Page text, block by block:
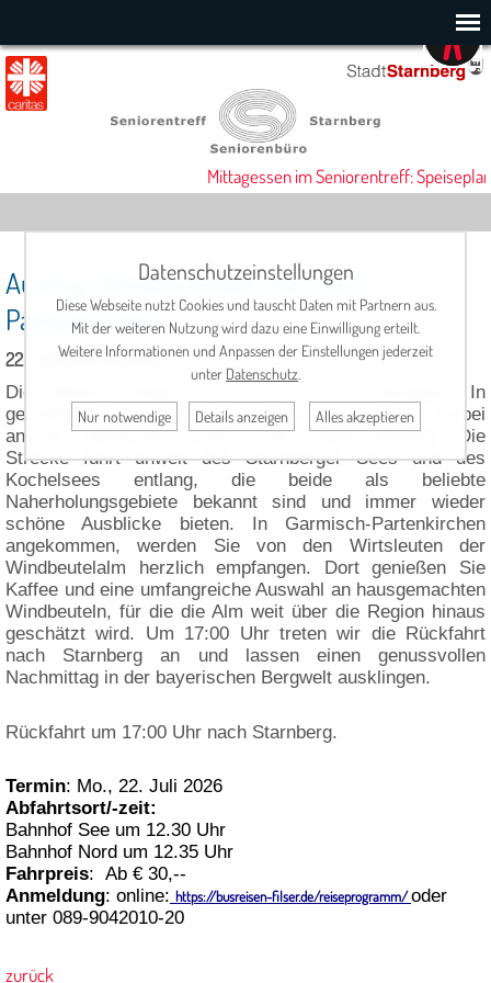
Mittagessen im Seniorentreff: Speiseplan
Ausflug: Windbeutelalm Garmisch-
Partenkirchen
22. Juli 2026, 12:30 Uhr
Die Abfahrt erfolgt um 12:30 Uhr ab Starnberg. In
gemütlicher Fahrt geht es über die Autobahn A95, vorbei
an der idyllischen Kulisse des Alpenvorlandes. Die
Strecke führt unweit des Starnberger Sees und des
Kochelsees entlang, die beide als beliebte
Naherholungsgebiete bekannt sind und immer wieder
schöne Ausblicke bieten. In Garmisch-Partenkirchen
angekommen, werden Sie von den Wirtsleuten der
Windbeutelalm herzlich empfangen. Dort genießen Sie
Kaffee und eine umfangreiche Auswahl an hausgemachten
Windbeuteln, für die die Alm weit über die Region hinaus
geschätzt wird. Um 17:00 Uhr treten wir die Rückfahrt
nach Starnberg an und lassen einen genussvollen
Nachmittag in der bayerischen Bergwelt ausklingen.
Rückfahrt um 17:00 Uhr nach Starnberg.
Termin: Mo., 22. Juli 2026
Abfahrtsort/-zeit:
Bahnhof See um 12.30 Uhr
Bahnhof Nord um 12.35 Uhr
Fahrpreis: Ab € 30,--
Anmeldung: online: https://busreisen-filser.de/reiseprogramm/oder
unter 089-9042010-20
zurück
Datenschutzeinstellungen
Diese Webseite nutzt Cookies und tauscht Daten mit Partnern aus.
Mit der weiteren Nutzung wird dazu eine Einwilligung erteilt.
Weitere Informationen und Anpassen der Einstellungen jederzeit
unter Datenschutz
Nur notwendige Details anzeigen Alles akzeptieren